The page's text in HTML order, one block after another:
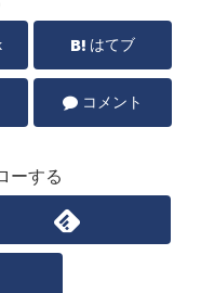
はてブ
コメント
ーする